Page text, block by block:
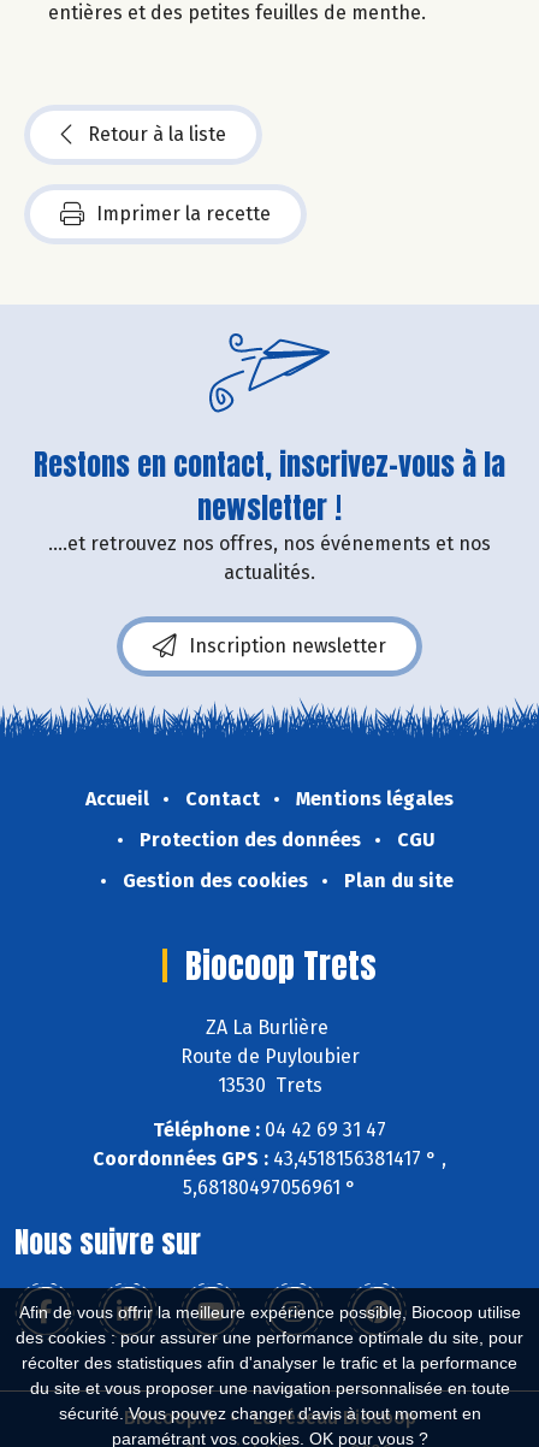
Afin de vous offrir la meilleure expérience possible, Biocoop utilise
des cookies : pour assurer une performance optimale du site, pour
récolter des statistiques afin d'analyser le trafic et la performance
du site et vous proposer une navigation personnalisée en toute
sécurité. Vous pouvez changer d'avis à tout moment en
paramétrant vos cookies. OK pour vous ?
entières et des petites feuilles de menthe.
Retour à la liste
Imprimer la recette
Restons en contact, inscrivez-vous à la
newsletter !
....et retrouvez nos offres, nos événements et nos
actualités.
Inscription newsletter
Accueil Contact
Mentions légales
Protection des données
CGU
Gestion des cookies
Plan du site
Biocoop Trets
ZA La Burlière
Route de Puyloubier
13530 Trets
Téléphone : 04 42 69 31 47
Coordonnées GPS : 43,4518156381417 ° ,
5,68180497056961 °
Nous suivre sur
Biocoop.fr
Le réseau Biocoop